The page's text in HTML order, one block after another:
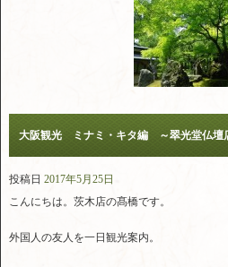
大阪観光 ミナミ・キタ編 ～翠光堂仏壇
投稿日 2017年5月25日
こんにちは。茨木店の髙橋です。
外国人の友人を一日観光案内。